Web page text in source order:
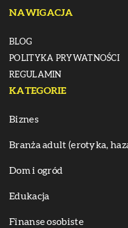
NAWIGACJA
BLOG
POLITYKA PRYWATNOŚCI
REGULAMIN
KATEGORIE
Biznes
Branża adult (erotyka,
Dom i ogród
Edukacja
Finanse osobiste